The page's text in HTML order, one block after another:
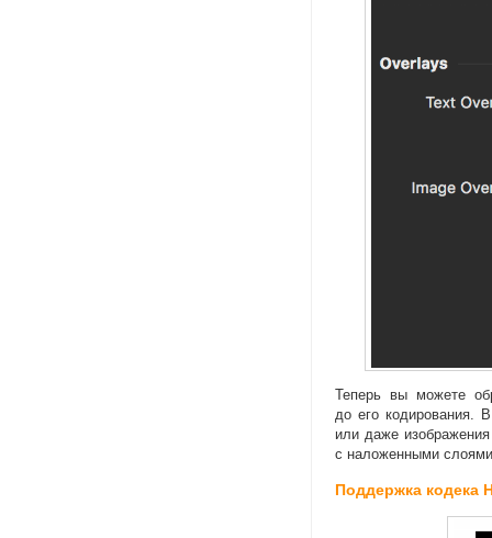
Теперь вы можете
до его кодирования.
или даже
с наложенными
Поддержка кодека